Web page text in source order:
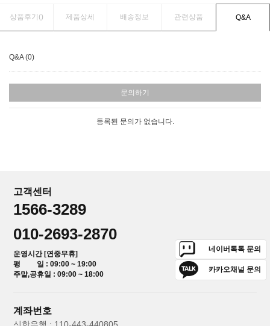
상품후기() 제품상세 배송정보 관련상품 Q&A
Q&A (0)
문의하기
등록된 문의가 없습니다.
고객센터
1566-3289
010-2693-2870
운영시간 [연중무휴]
평 일 : 09:00 ~ 19:00
주말,공휴일 : 09:00 ~ 18:00
네이버톡톡 문의
카카오채널 문의
계좌번호
신한은행 : 110-443-440805